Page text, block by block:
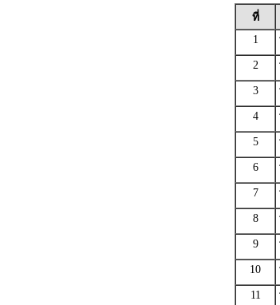
ที่
1
2
3
4
5
6
7
8
9
10
11